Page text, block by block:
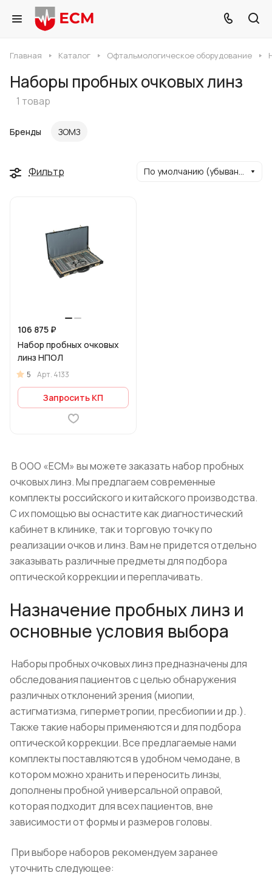
Главная Каталог Офтальмологическое оборудование
Наборы пробных очковых линз
1 товар
Бренды ЗОМЗ
Фильтр По умолчанию (убывание)
106 875 ₽
Набор пробных очковых
линз НПОЛ
5 Арт. 4133
Запросить КП
В ООО «ЕСМ» вы можете заказать набор пробных
очковых линз. Мы предлагаем современные
комплекты российского и китайского производства.
С их помощью вы оснастите как диагностический
кабинет в клинике, так и торговую точку по
реализации очков и линз. Вам не придется отдельно
заказывать различные предметы для подбора
оптической коррекции и переплачивать.
Назначение пробных линз и
основные условия выбора
Наборы пробных очковых линз предназначены для
обследования пациентов с целью обнаружения
различных отклонений зрения (миопии,
астигматизма, гиперметропии, пресбиопии и др.).
Также такие наборы применяются и для подбора
оптической коррекции. Все предлагаемые нами
комплекты поставляются в удобном чемодане, в
котором можно хранить и переносить линзы,
дополнены пробной универсальной оправой,
которая подходит для всех пациентов, вне
зависимости от формы и размеров головы.
При выборе наборов рекомендуем заранее
уточнить следующее: